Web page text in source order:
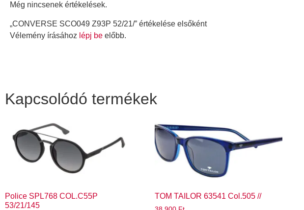
Még nincsenek értékelések.
„CONVERSE SCO049 Z93P 52/21/” értékelése elsőként
Vélemény írásához lépj be előbb.
Kapcsolódó termékek
Police SPL768 COL.C55P
53/21/145
TOM TAILOR 63541 Col.505 //